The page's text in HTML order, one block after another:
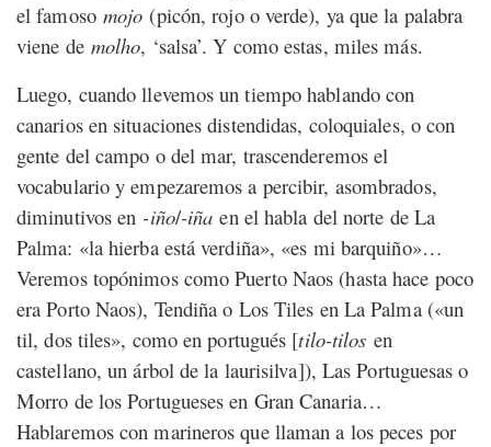
el famoso mojo (picón, rojo o verde), ya que la palabra
viene de molho, ‘salsa’. Y como estas, miles más.
Luego, cuando llevemos un tiempo hablando con
canarios en situaciones distendidas, coloquiales, o con
gente del campo o del mar, trascenderemos el
vocabulario y empezaremos a percibir, asombrados,
diminutivos en -iño/-iña en el habla del norte de La
Palma: «la hierba está verdiña», «es mi barquiño»…
Veremos topónimos como Puerto Naos (hasta hace poco
era Porto Naos), Tendiña o Los Tiles en La Palma («un
til, dos tiles», como en portugués [tilo-tilos en
castellano, un árbol de la laurisilva]), Las Portuguesas o
Morro de los Portugueses en Gran Canaria…
Hablaremos con marineros que llaman a los peces por